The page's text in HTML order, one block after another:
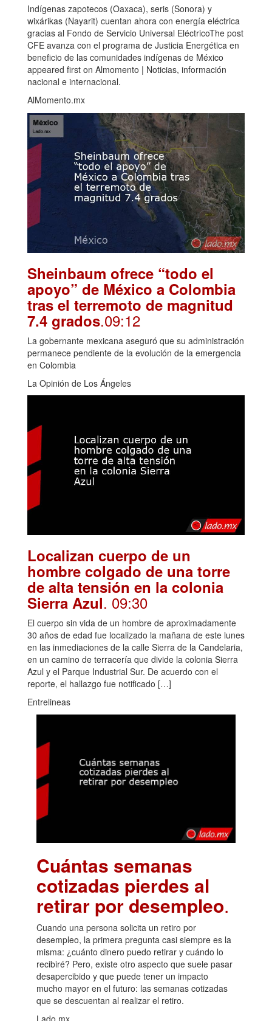
Indígenas zapotecos (Oaxaca), seris (Sonora) y
wixárikas (Nayarit) cuentan ahora con energía eléctrica
gracias al Fondo de Servicio Universal EléctricoThe post
CFE avanza con el programa de Justicia Energética en
beneficio de las comunidades indígenas de México
appeared first on Almomento | Noticias, información
nacional e internacional.
AlMomento.mx
Sheinbaum ofrece “todo el
apoyo” de México a Colombia
tras el terremoto de magnitud
7.4 grados.09:12
La gobernante mexicana aseguró que su administración
permanece pendiente de la evolución de la emergencia
en Colombia
La Opinión de Los Ángeles
Localizan cuerpo de un
hombre colgado de una torre
de alta tensión en la colonia
Sierra Azul. 09:30
El cuerpo sin vida de un hombre de aproximadamente
30 años de edad fue localizado la mañana de este lunes
en las inmediaciones de la calle Sierra de la Candelaria,
en un camino de terracería que divide la colonia Sierra
Azul y el Parque Industrial Sur. De acuerdo con el
reporte, el hallazgo fue notificado […]
Entrelineas
Cuántas semanas
cotizadas pierdes al
retirar por desempleo.
Cuando una persona solicita un retiro por
desempleo, la primera pregunta casi siempre es la
misma: ¿cuánto dinero puedo retirar y cuándo lo
recibiré? Pero, existe otro aspecto que suele pasar
desapercibido y que puede tener un impacto
mucho mayor en el futuro: las semanas cotizadas
que se descuentan al realizar el retiro.
Lado.mx